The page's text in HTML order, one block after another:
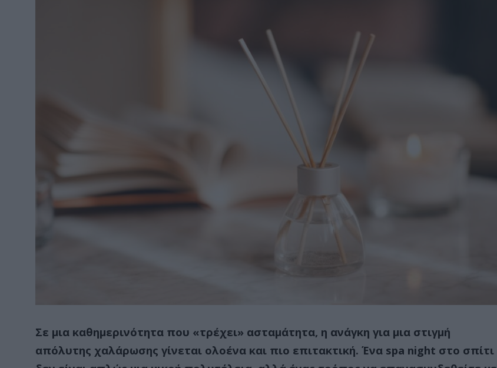
Σε μια καθημερινότητα που «τρέχει» ασταμάτητα, η ανάγκη για μια στιγμή
απόλυτης χαλάρωσης γίνεται ολοένα και πιο επιτακτική. Ένα spa night στο σπίτι